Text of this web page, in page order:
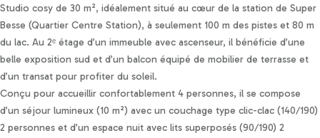
Personnaliser les préférences en matière de consentement
Studio cosy de 30 m², idéalement situé au cœur de la station de Super
Besse (Quartier Centre Station), à seulement 100 m des pistes et 80 m
du lac. Au 2ᵉ étage d’un immeuble avec ascenseur, il bénéficie d’une
belle exposition sud et d’un balcon équipé de mobilier de terrasse et
d’un transat pour profiter du soleil.
Conçu pour accueillir confortablement 4 personnes, il se compose
d’un séjour lumineux (10 m²) avec un couchage type clic-clac (140/190)
2 personnes et d’un espace nuit avec lits superposés (90/190) 2